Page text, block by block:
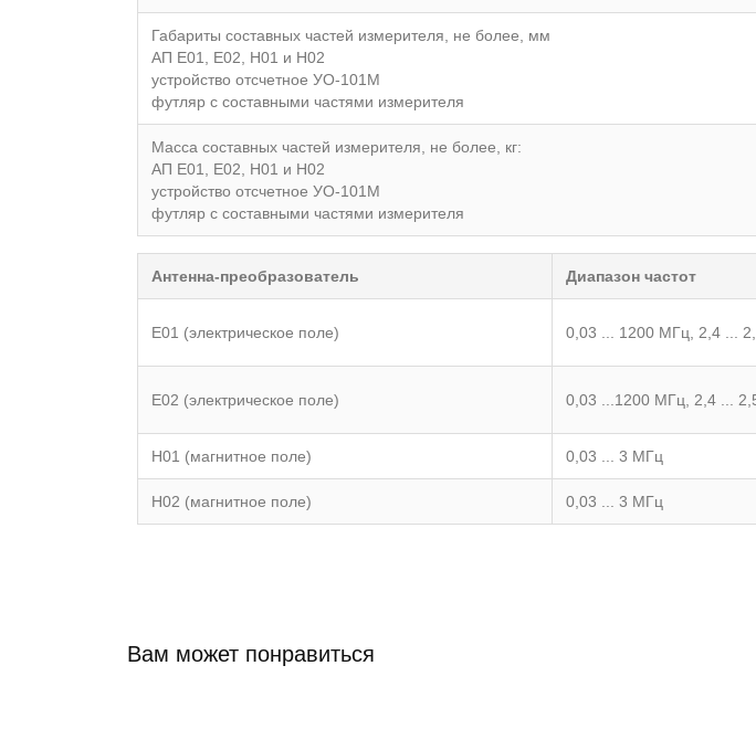
Габариты составных частей измерителя, не более, мм
АП Е01, Е02, Н01 и Н02
устройство отсчетное УО-101М
футляр с составными частями измерителя
Масса составных частей измерителя, не более, кг:
АП Е01, Е02, Н01 и Н02
устройство отсчетное УО-101М
футляр с составными частями измерителя
Антенна-преобразователь Диапазон частот
Е01 (электрическое поле) 0,03 ... 1200 МГц, 2,4 ...
E02 (электрическое поле) 0,03 ...1200 МГц, 2,4 ...
H01 (магнитное поле) 0,03 ... 3 МГц
H02 (магнитное поле) 0,03 ... 3 МГц
Вам может понравиться